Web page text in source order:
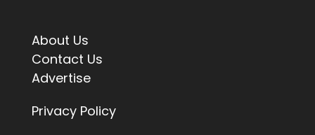
About Us
Contact Us
Advertise
Privacy Policy